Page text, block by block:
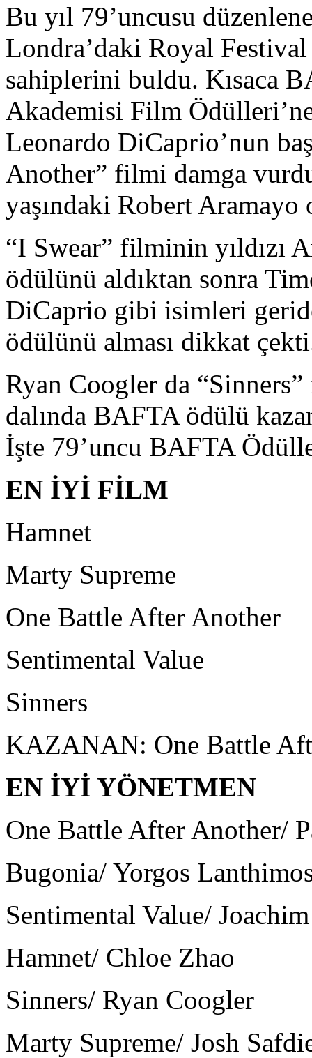
Bu yıl 79’uncusu
Londra’daki Royal
sahiplerini buldu. Kısaca
Akademisi Film
Leonardo DiCaprio’nun
Another” filmi damga
yaşındaki Robert Aramayo
“I Swear” filminin yıldızı
ödülünü aldıktan sonra
DiCaprio gibi isimleri
ödülünü alması dikkat
Ryan Coogler da
dalında BAFTA ödülü
İşte 79’uncu BAFTA
EN İYİ FİLM
Hamnet
Marty Supreme
One Battle After Another
Sentimental Value
Sinners
KAZANAN: One Battle
EN İYİ YÖNETMEN
One Battle After Another/
Bugonia/ Yorgos
Sentimental Value/
Hamnet/ Chloe Zhao
Sinners/ Ryan Coogler
Marty Supreme/ Josh